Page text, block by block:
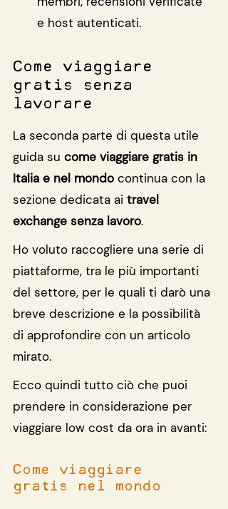
e host autenticati.
Come viaggiare
gratis senza
lavorare
La seconda parte di questa utile
guida su come viaggiare gratis in
Italia e nel mondo continua con la
sezione dedicata ai travel
exchange senza lavoro.
Ho voluto raccogliere una serie di
piattaforme, tra le più importanti
del settore, per le quali ti darò una
breve descrizione e la possibilità
di approfondire con un articolo
mirato.
Ecco quindi tutto ciò che puoi
prendere in considerazione per
viaggiare low cost da ora in avanti:
Come viaggiare
gratis nel mondo